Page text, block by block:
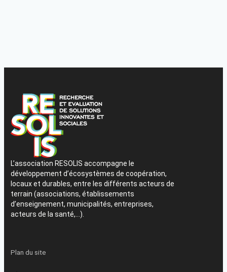
L’association RESOLIS accompagne le
développement d’écosystèmes de coopération,
locaux et durables, entre les différents acteurs de
terrain (associations, établissements
d’enseignement, municipalités, entreprises,
acteurs de la santé,…).
Plan du site